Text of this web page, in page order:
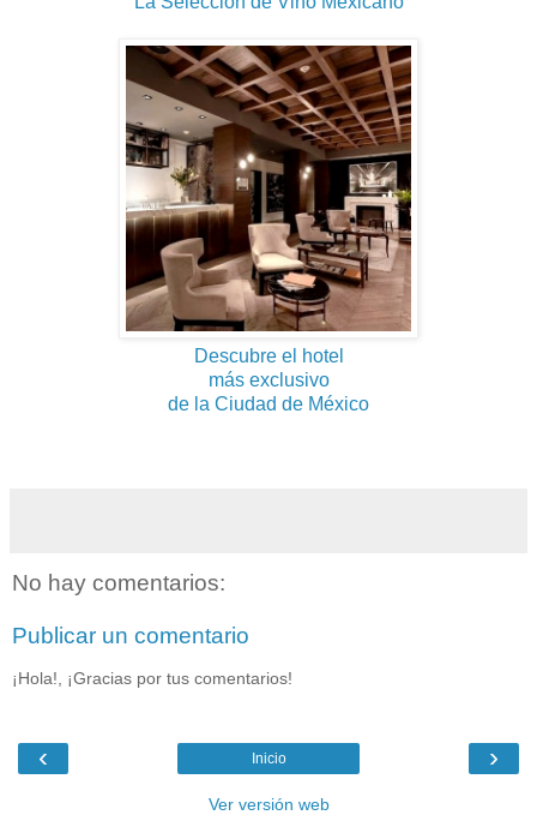
Descubre el hotel
más exclusivo
de la Ciudad de México
No hay comentarios:
Publicar un comentario
¡Hola!, ¡Gracias por tus comentarios!
‹ ›
Inicio
Ver versión web